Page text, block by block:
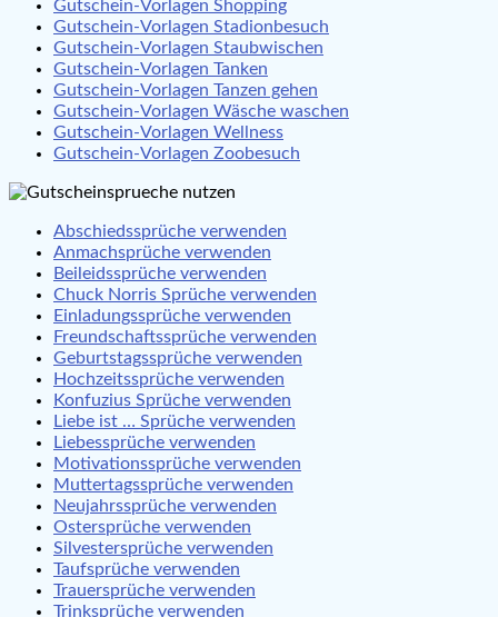
Gutschein-Vorlagen Shopping
Gutschein-Vorlagen Stadionbesuch
Gutschein-Vorlagen Staubwischen
Gutschein-Vorlagen Tanken
Gutschein-Vorlagen Tanzen gehen
Gutschein-Vorlagen Wäsche waschen
Gutschein-Vorlagen Wellness
Gutschein-Vorlagen Zoobesuch
Abschiedssprüche verwenden
Anmachsprüche verwenden
Beileidssprüche verwenden
Chuck Norris Sprüche verwenden
Einladungssprüche verwenden
Freundschaftssprüche verwenden
Geburtstagssprüche verwenden
Hochzeitssprüche verwenden
Konfuzius Sprüche verwenden
Liebe ist … Sprüche verwenden
Liebessprüche verwenden
Motivationssprüche verwenden
Muttertagssprüche verwenden
Neujahrssprüche verwenden
Ostersprüche verwenden
Silvestersprüche verwenden
Taufsprüche verwenden
Trauersprüche verwenden
Trinksprüche verwenden